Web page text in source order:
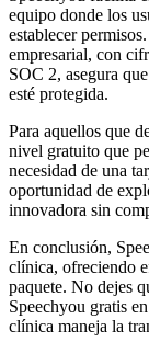
equipo donde los
establecer
empresarial, con
SOC 2, asegura
esté protegida.
Para aquellos que
nivel gratuito que
necesidad de una
oportunidad de
innovadora sin
En conclusión,
clínica, ofreciendo
paquete. No dejes
Speechyou gratis
clínica maneja la